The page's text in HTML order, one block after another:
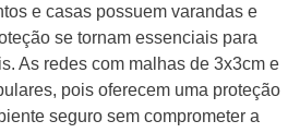
e casas possuem varandas e
se tornam essenciais para
As redes com malhas de 3x3cm e
pois oferecem uma proteção
seguro sem comprometer a